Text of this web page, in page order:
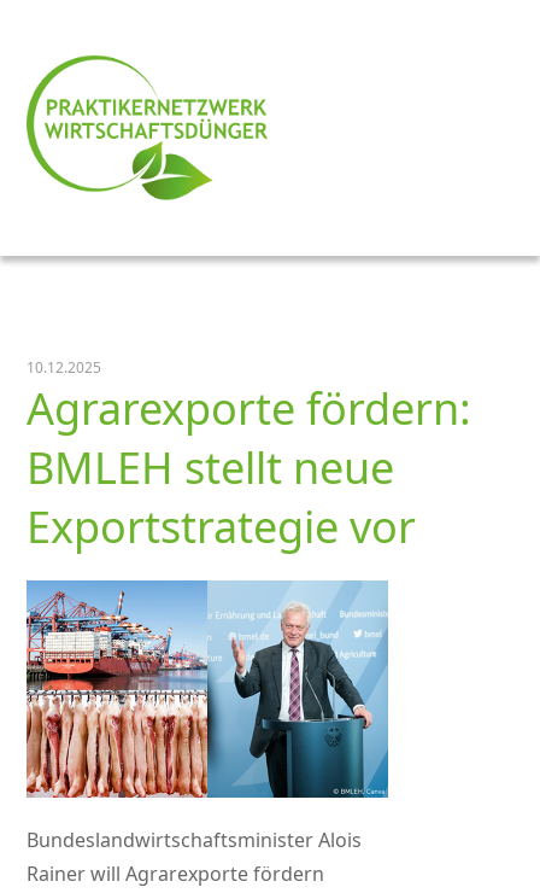
10.12.2025
Agrarexporte fördern:
BMLEH stellt neue
Exportstrategie vor
Bundeslandwirtschaftsminister Alois
Rainer will Agrarexporte fördern